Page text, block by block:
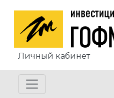
Личный кабинет